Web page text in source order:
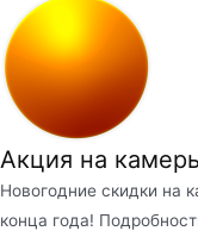
Акция на
Новогодние скидки на
конца года!